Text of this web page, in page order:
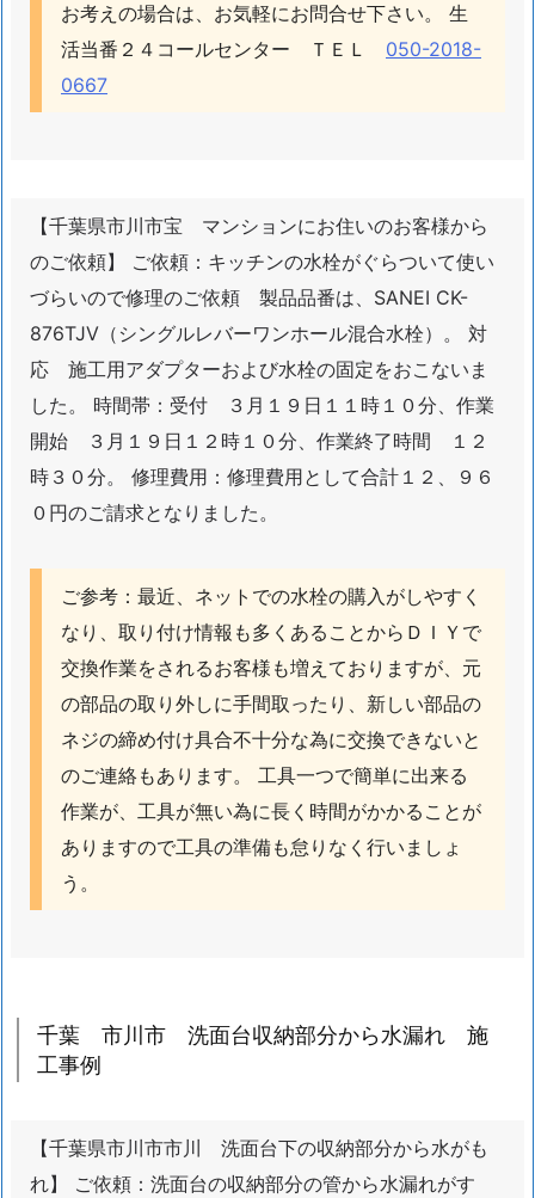
市
川
市
洗
浄
の
ご
依
1.
千
葉
市
行
徳
駅
前
厨
排
水
ラ
ブ
対
お考えの場合は、お気軽にお問合せ下さい。 生
活当番２４コールセンター ＴＥＬ 050-2018-
0667
【千葉県市川市宝 マンションにお住いのお客様から
のご依頼】 ご依頼：キッチンの水栓がぐらついて使い
づらいので修理のご依頼 製品品番は、SANEI CK-
876TJV（シングルレバーワンホール混合水栓）。 対
応 施工用アダプターおよび水栓の固定をおこないま
した。 時間帯：受付 ３月１９日１１時１０分、作業
開始 ３月１９日１２時１０分、作業終了時間 １２
時３０分。 修理費用：修理費用として合計１２、９６
０円のご請求となりました。
ご参考：最近、ネットでの水栓の購入がしやすく
なり、取り付け情報も多くあることからＤＩＹで
交換作業をされるお客様も増えておりますが、元
の部品の取り外しに手間取ったり、新しい部品の
ネジの締め付け具合不十分な為に交換できないと
のご連絡もあります。 工具一つで簡単に出来る
作業が、工具が無い為に長く時間がかかることが
ありますので工具の準備も怠りなく行いましょ
う。
千葉 市川市 洗面台収納部分から水漏れ 施
工事例
【千葉県市川市市川 洗面台下の収納部分から水がも
れ】 ご依頼：洗面台の収納部分の管から水漏れがす